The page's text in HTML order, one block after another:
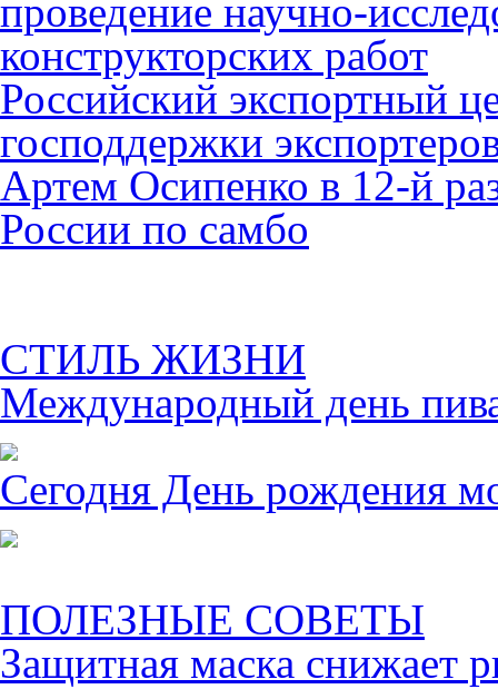
проведение научно-
конструкторских работ
Российский экспортный
господдержки
Артем Осипенко в 12-й
России по самбо
СТИЛЬ ЖИЗНИ
Международный день
Сегодня День рождения
ПОЛЕЗНЫЕ СОВЕТЫ
Защитная маска снижает